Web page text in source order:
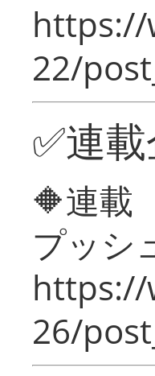
https://
22/
✅連
🔶連
プッシ
https://
26/